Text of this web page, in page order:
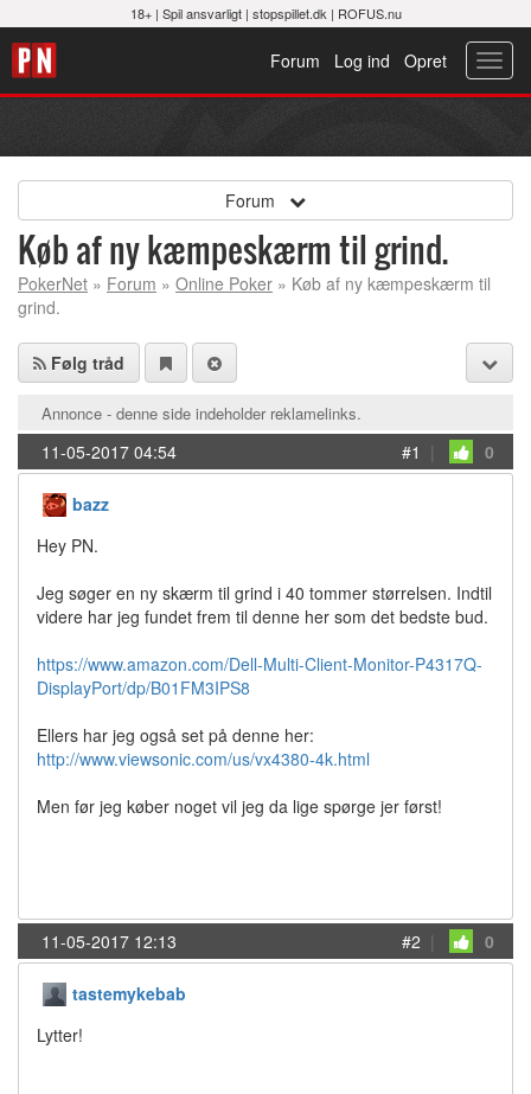
18+ | Spil ansvarligt| stopspillet.dk | ROFUS.nu
Opret
Log ind
Forum
Forum
Køb af ny kæmpeskærm til grind.
PokerNet » Forum » Online Poker » Køb af ny kæmpeskærm til
grind.
Følg tråd
Annonce - denne side indeholder reklamelinks.
11-05-2017 04:54 #1 | 0
bazz
Hey PN.
Jeg søger en ny skærm til grind i 40 tommer størrelsen. Indtil
videre har jeg fundet frem til denne her som det bedste bud.
https://www.amazon.com/Dell-Multi-Client-Monitor-P4317Q-
DisplayPort/dp/B01FM3IPS8
Ellers har jeg også set på denne her:
http://www.viewsonic.com/us/vx4380-4k.html
Men før jeg køber noget vil jeg da lige spørge jer først!
11-05-2017 12:13 #2 | 0
tastemykebab
Lytter!